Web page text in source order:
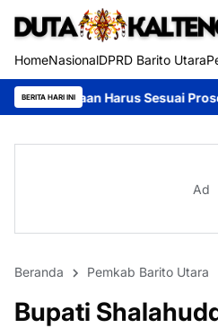
HomeNasionalDPRD Barito Utara
BERITA HARI INI
Sesuai Prosedur Pemkab
Ad
Beranda Pemkab Barito Utara
Bupati